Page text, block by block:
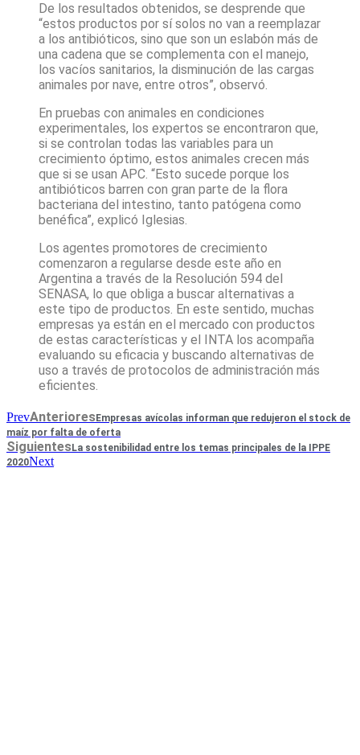
De los resultados obtenidos, se desprende que
“estos productos por sí solos no van a reemplazar
a los antibióticos, sino que son un eslabón más de
una cadena que se complementa con el manejo,
los vacíos sanitarios, la disminución de las cargas
animales por nave, entre otros”, observó.
En pruebas con animales en condiciones
experimentales, los expertos se encontraron que,
si se controlan todas las variables para un
crecimiento óptimo, estos animales crecen más
que si se usan APC. “Esto sucede porque los
antibióticos barren con gran parte de la flora
bacteriana del intestino, tanto patógena como
benéfica”, explicó Iglesias.
Los agentes promotores de crecimiento
comenzaron a regularse desde este año en
Argentina a través de la Resolución 594 del
SENASA, lo que obliga a buscar alternativas a
este tipo de productos. En este sentido, muchas
empresas ya están en el mercado con productos
de estas características y el INTA los acompaña
evaluando su eficacia y buscando alternativas de
uso a través de protocolos de administración más
eficientes.
PrevAnterioresEmpresas avícolas informan que redujeron el stock de
maíz por falta de oferta
SiguientesLa sostenibilidad entre los temas principales de la IPPE
2020Next